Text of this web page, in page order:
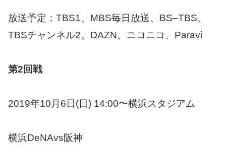
放送予定：TBS1、MBS毎日放送、BS–TBS、
TBSチャンネル2、DAZN、ニコニコ、Paravi
第2回戦
2019年10月6日(日) 14:00〜横浜スタジアム
横浜DeNAvs阪神